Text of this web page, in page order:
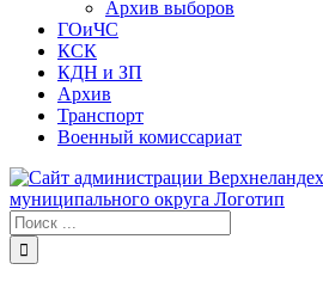
Архив выборов
ГОиЧС
КСК
КДН и ЗП
Архив
Транспорт
Военный комиссариат
Результат
поиска: